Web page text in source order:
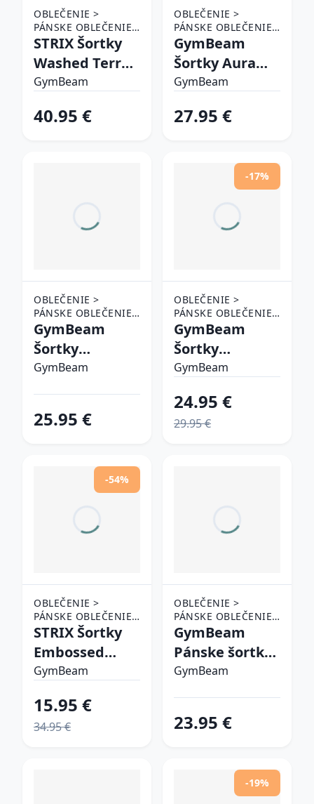
OBLEČENIE >
PÁNSKE OBLEČENIE
> ŠORTKY
STRIX Šortky
Washed Terra
SS
GymBeam
40.95 €
OBLEČENIE >
PÁNSKE OBLEČENIE
> ŠORTKY
GymBeam
Šortky Aura
Roux S
GymBeam
27.95 €
OBLEČENIE >
PÁNSKE OBLEČENIE
> ŠORTKY
GymBeam
Šortky
Persistence
GymBeam
25.95 €
-17%
OBLEČENIE >
PÁNSKE OBLEČENIE
> ŠORTKY
GymBeam
Šortky
Limitless
GymBeam
24.95 €
29.95 €
-54%
OBLEČENIE >
PÁNSKE OBLEČENIE
> ŠORTKY
STRIX Šortky
Embossed
GymBeam
15.95 €
34.95 €
OBLEČENIE >
PÁNSKE OBLEČENIE
> ŠORTKY
GymBeam
Pánske šortky
Combat Black
GymBeam
23.95 €
-19%